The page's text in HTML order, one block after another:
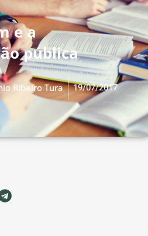
e a
pública
Ribeiro Tura 19/07/2017